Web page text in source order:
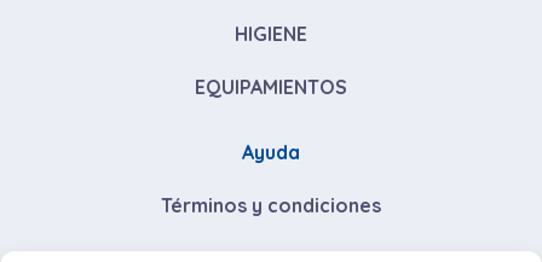
HIGIENE
EQUIPAMIENTOS
Ayuda
Términos y condiciones